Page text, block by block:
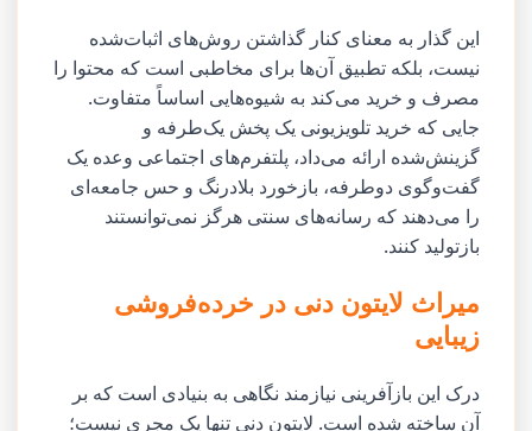
این گذار به معنای کنار گذاشتن روش‌های اثبات‌شده
نیست، بلکه تطبیق آن‌ها برای مخاطبی است که محتوا را
مصرف و خرید می‌کند به شیوه‌هایی اساساً متفاوت.
جایی که خرید تلویزیونی یک پخش یک‌طرفه و
گزینش‌شده ارائه می‌داد، پلتفرم‌های اجتماعی وعده یک
گفت‌وگوی دوطرفه، بازخورد بلادرنگ و حس جامعه‌ای
را می‌دهند که رسانه‌های سنتی هرگز نمی‌توانستند
بازتولید کنند.
میراث لایتون دنی در خرده‌فروشی
زیبایی
درک این بازآفرینی نیازمند نگاهی به بنیادی است که بر
آن ساخته شده است. لایتون دنی تنها یک مجری نیست؛